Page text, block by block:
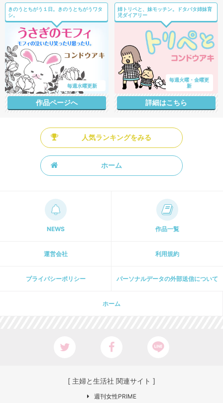
きのうとちがう１日。きのうとちがうワタ
シ。
毎週水曜更新
作品ページへ
姉トリペと、妹モッチン。ドタバタ姉妹育
児ダイアリー
毎週火曜・金曜更
新
詳細はこちら
人気ランキングをみる
ホーム
NEWS 作品一覧
運営会社 利用規約
プライパシーポリシー パーソナルデータの外部送信について
ホーム
[ 主婦と生活社 関連サイト ]
週刊女性PRIME